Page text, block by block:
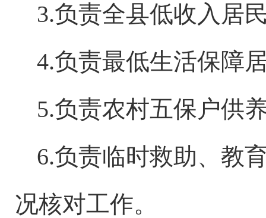
3.负责全县低收入居
4.负责最低生活保障
5.负责农村五保户供
6.负责临时救助、教
况核对工作。